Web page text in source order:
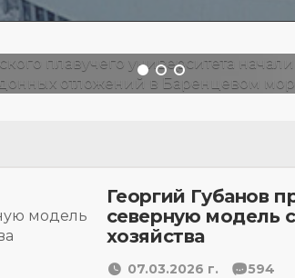
в Баренцевом море
Георгий Губанов
северную модель
хозяйства
07.03.2026 г. 594